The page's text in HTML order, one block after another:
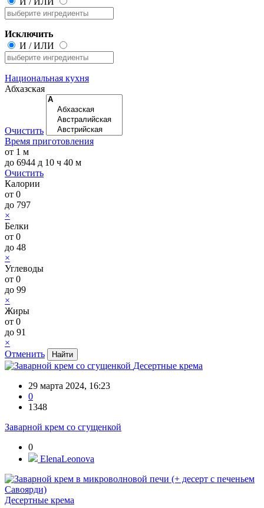
Исключить
И /ИЛИ
Национальная кухня
Абхазская
Очистить
Время приготовления
от 1 м
до 6944 д 10 ч 40 м
Очистить
Калории
от 0
до 797
×
Белки
от 0
до 48
×
Углеводы
от 0
до 99
×
Жиры
от 0
до 91
×
Отменить
Десертные крема
29 марта 2024, 16:23
0
1348
Заварной крем со сгущенкой
0
ElenaLeonova
Десертные крема